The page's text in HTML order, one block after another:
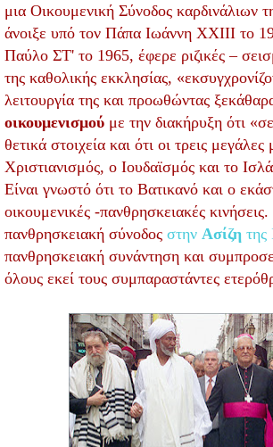
μια Οικουμενική Σύνοδος καρδινάλιων
άνοιξε υπό τον Πάπα Ιωάννη XXIIIτο
Παύλο ΣΤ' το 1965, έφερε ριζικές –
της καθολικής εκκλησίας,
λειτουργία της και προωθώντας
οικουμενισμούμε την διακήρυξη ότι
θετικά στοιχεία και ότι οι τρεις
Χριστιανισμός, ο Ιουδαϊσμός και το
Είναι γνωστό ότι το Βατικανό και ο
οικουμενικές -πανθρησκειακές
πανθρησκειακή σύνοδος στην Ασίζη της
πανθρησκειακή συνάντηση και
όλους εκεί τους συμπαραστάντες